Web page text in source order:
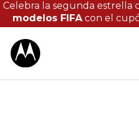
Celebra la segunda estrella
modelos FIFAcon el